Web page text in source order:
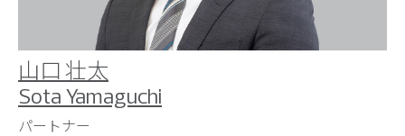
山口 壮太
Sota Yamaguchi
パートナー